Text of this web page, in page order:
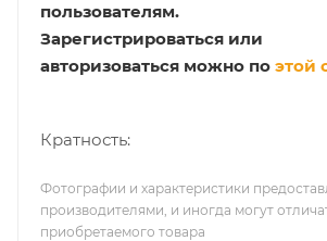
пользователям.
Зарегистрироваться или
авторизоваться можно по этой
Кратность:
Фотографии и характеристики
производителями, и иногда могут
приобретаемого товара